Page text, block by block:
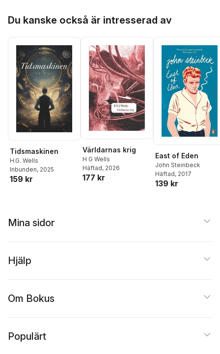
Du kanske också är intresserad av
Tidsmaskinen
H.G. Wells
Inbunden, 2025
159 kr
Världarnas krig
H G Wells
Häftad, 2026
177 kr
East of Eden
John Steinbeck
Häftad, 2017
139 kr
Mina sidor
Hjälp
Om Bokus
Populärt